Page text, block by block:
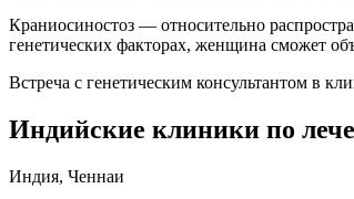
Краниосиностоз — относительно
генетических факторах, женщина сможет
Встреча с генетическим консультантом в
Индийские клиники по
Индия, Ченнаи